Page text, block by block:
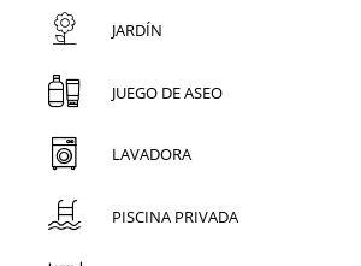
JARDÍN
JUEGO DE ASEO
LAVADORA
PISCINA PRIVADA